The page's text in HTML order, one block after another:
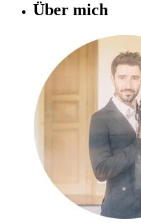
Über mich